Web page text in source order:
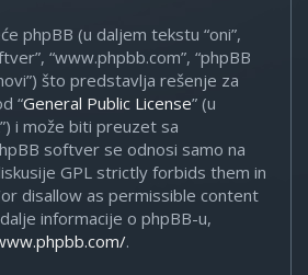
phpBB (u daljem tekstu “oni”,
“www.phpbb.com”, “phpBB
što predstavlja rešenje za
“General Public License” (u
i može biti preuzet sa
softver se odnosi samo na
GPL strictly forbids them in
disallow as permissible content
informacije o phpBB-u,
.